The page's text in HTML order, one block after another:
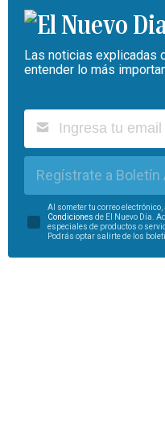
Las noticias explicadas
entender lo más
Regístrate a Boletín
Al someter tu correo
Condiciones de El Nuevo Día.
especiales de productos o
Podrás optar salirte de los